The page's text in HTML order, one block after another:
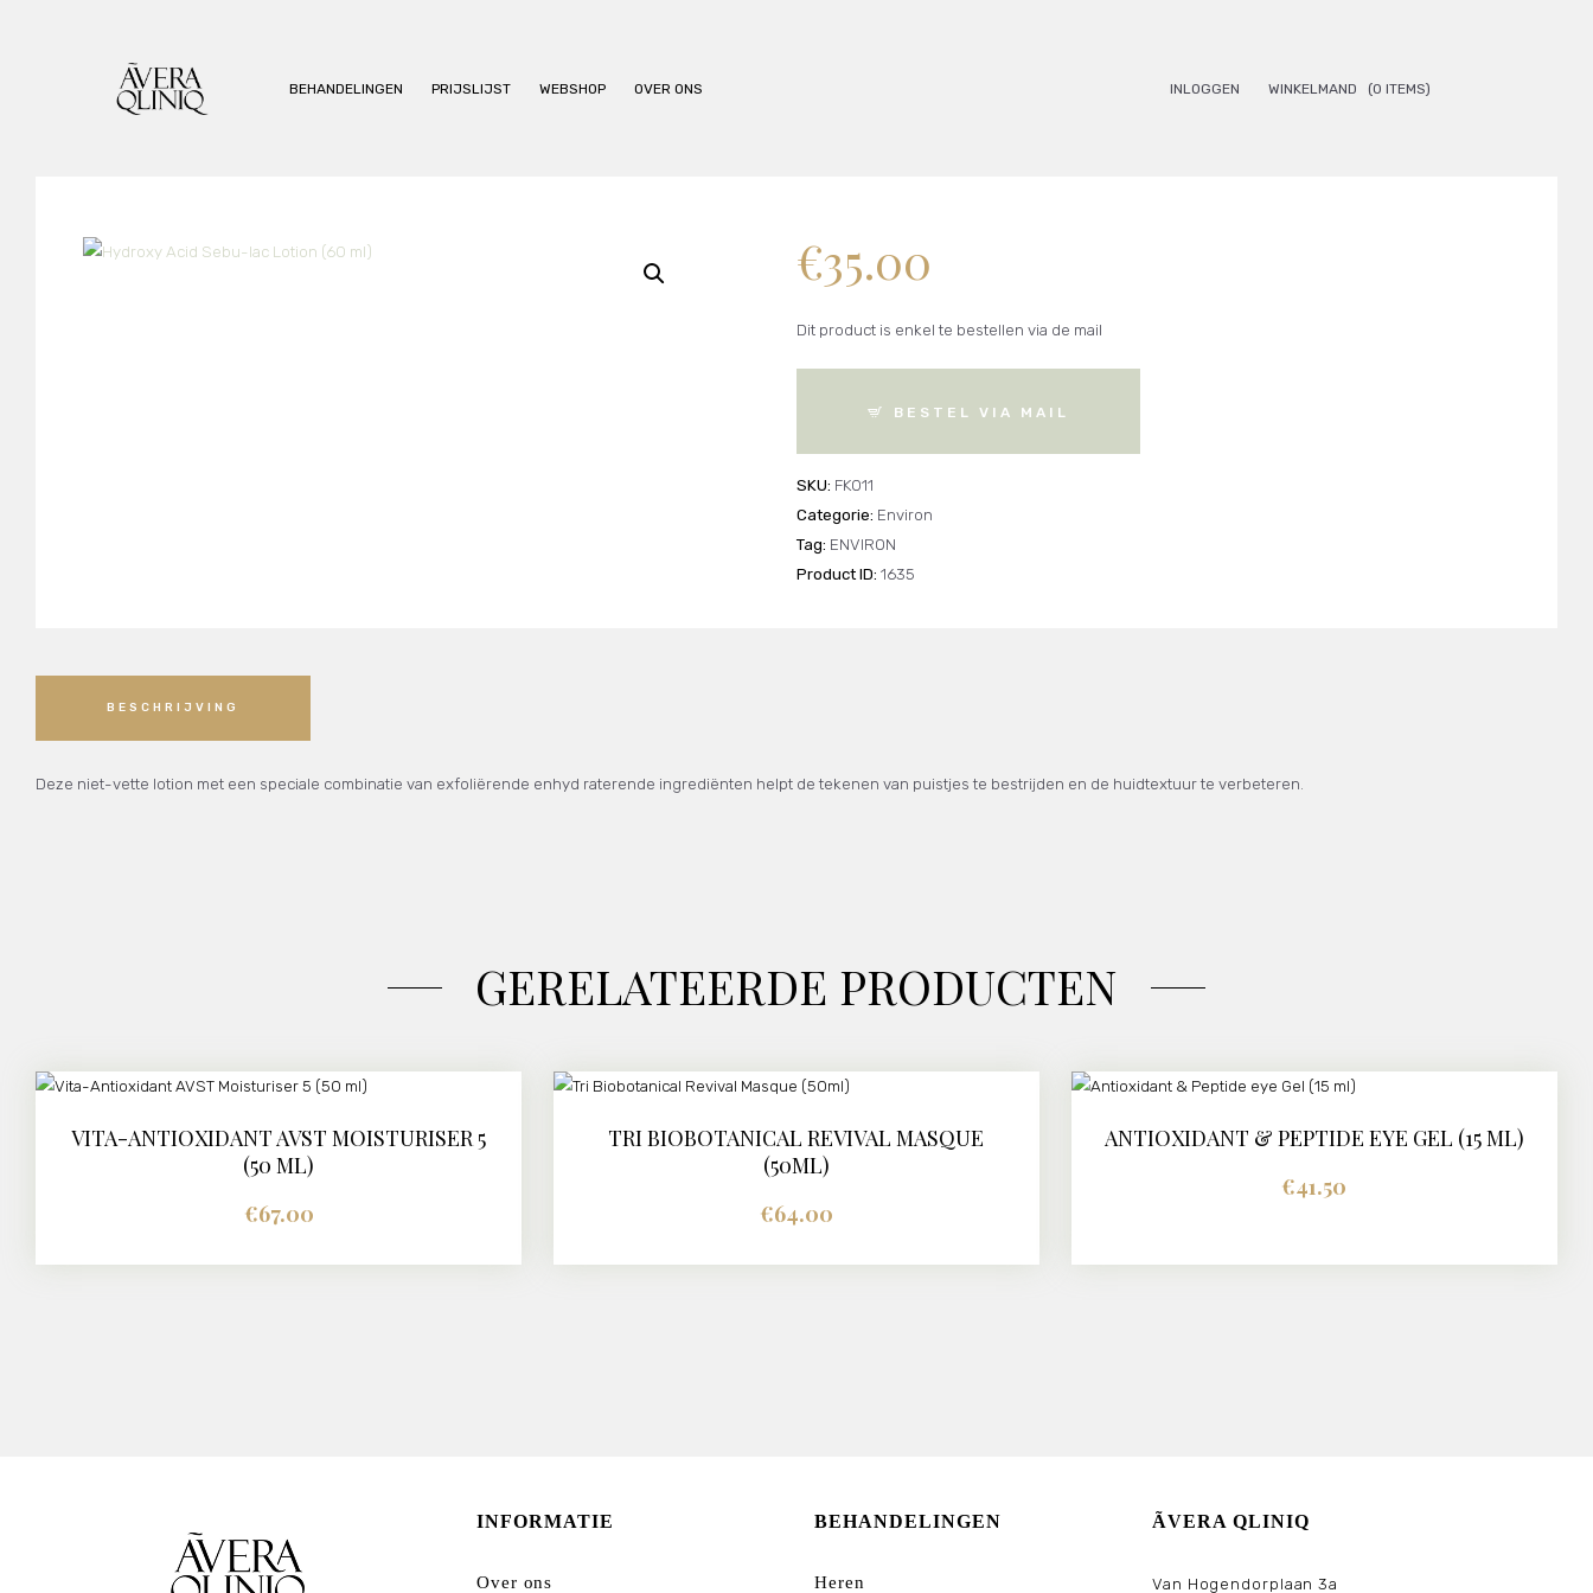
BEHANDELINGEN PRIJSLIJST WEBSHOP OVER ONS INLOGGEN WINKELMAND (0 ITEMS)
PRIJSLIJST
€35.00
Dit product is enkel te bestellen via de mail
BESTEL VIA MAIL
SKU: FK011
Categorie: Environ
Tag: ENVIRON
Product ID: 1635
BESCHRIJVING
Deze niet-vette lotion met een speciale combinatie van exfoliërende enhyd raterende ingrediënten helpt de tekenen van puistjes te bestrijden en de huidtextuur te verbeteren.
GERELATEERDE PRODUCTEN
DETAILS
VITA-ANTIOXIDANT AVST MOISTURISER 5
(50 ML)
€67.00
DETAILS
TRI BIOBOTANICAL REVIVAL MASQUE
(50ML)
€64.00
DETAILS
ANTIOXIDANT & PEPTIDE EYE GEL (15 ML)
€41.50
INFORMATIE
Over ons
BEHANDELINGEN
Heren
ÃVERA QLINIQ
Van Hogendorplaan 3a